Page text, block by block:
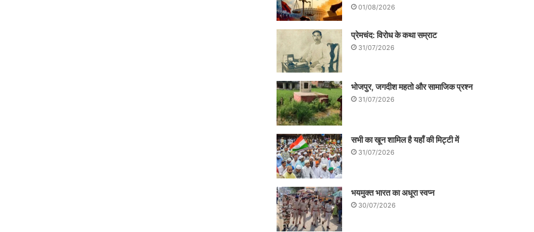
01/08/2026
प्रेमचंद: विरोध के कथा सम्राट
31/07/2026
भोजपुर, जगदीश महतो और सामाजिक प्रश्न
31/07/2026
सभी का खून शामिल है यहाँ की मिट्टी में
31/07/2026
भयमुक्त भारत का अधूरा स्वप्न
30/07/2026